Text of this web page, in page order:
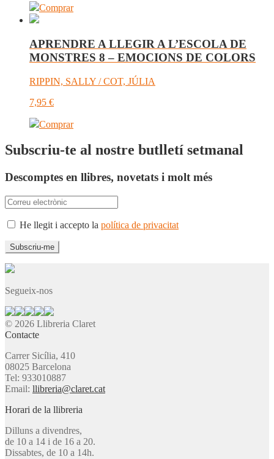
Comprar
APRENDRE A LLEGIR A L’ESCOLA DE
MONSTRES 8 – EMOCIONS DE COLORS
RIPPIN, SALLY / COT, JÚLIA
7,95 €
Comprar
Subscriu-te al nostre butlletí setmanal
Descomptes en llibres, novetats i molt més
He llegit i accepto la política de privacitat
Segueix-nos
© 2026 Llibreria Claret
Contacte
Carrer Sicília, 410
08025 Barcelona
Tel: 933010887
Email: llibreria@claret.cat
Horari de la llibreria
Dilluns a divendres,
de 10 a 14 i de 16 a 20.
Dissabtes, de 10 a 14h.